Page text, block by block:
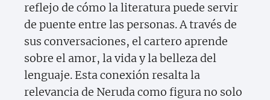
reflejo de cómo la literatura puede servir
de puente entre las personas. A través de
sus conversaciones, el cartero aprende
sobre el amor, la vida y la belleza del
lenguaje. Esta conexión resalta la
relevancia de Neruda como figura no solo